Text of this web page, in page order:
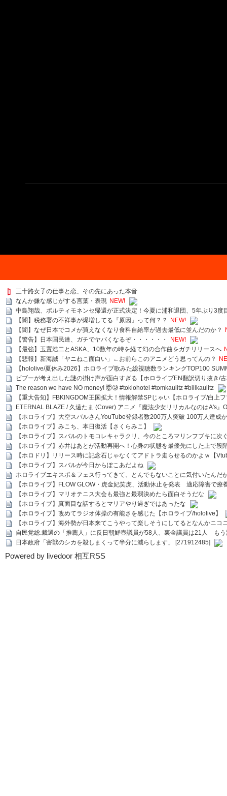
三十路女子の仕事と恋、その先にあった本音
なんか嫌な感じがする言葉・表現 NEW!
中島翔哉、ポルティモネンセ帰還が正式決定！今夏に浦和退団、5年ぶり3度
【闇】税務署の不祥事が爆増してる『原因』って何？？
NEW!
【闇】なぜ日本でコメが買えなくなり食料自給率が過去最低に並んだのか？
【警告】日本国民達、ガチでヤバくなるぞ・・・・・・
NEW!
【最強】玉置浩二とASKA、10数年の時を経て幻の合作曲をガチリリースへ
【悲報】新海誠「ヤニねこ面白い」←お前らこのアニメどう思ってんの？
【hololive/夏休み2026】ホロライブ歌みた総視聴数ランキングTOP100
ビブーが考え出した謎の掛け声が面白すぎる【ホロライブEN翻訳切り抜き/
The reason we have NO money! 🤯🥲 #tokiohotel #tomkaulitz #billkaulitz
【重大告知】FBKINGDOM王国拡大！情報解禁SPじゃい【ホロライブ/白上
ETERNAL BLAZE / 久遠たま (Cover) アニメ『魔法少女リリカルなのはA's』
【ホロライブ】大空スバルさんYouTube登録者数200万人突破 100万人達成
【ホロライブ】みこち、本日復活【さくらみこ】
【ホロライブ】スバルのトモコレキャラクリ、今のところマリンフブキに
【ホロライブ】赤井はあとが活動再開へ！心身の状態を最優先にした上で段
【ホロドリ】リリース時に記念石じゃなくてアドトラ走らせるのかよｗ【
【ホロライブ】スバルが今日からぽこあだよね
ホロライブエキスポ＆フェス行ってきて、とんでもないことに気付いたんだ
【ホロライブ】FLOW GLOW・虎金妃笑虎、活動休止を発表 適応障害で療
【ホロライブ】マリオテニス大会も最強と最弱決めたら面白そうだな
【ホロライブ】真面目な話するとマリアやり過ぎではあったな
【ホロライブ】改めてラジオ体操の有能さを感じた【ホロライブ/hololive】
【ホロライブ】海外勢が日本来てこうやって楽しそうにしてるとなんかニコ
自民党総.裁選の「推薦人」に反日朝鮮壺議員が58人、裏金議員は21人 も
日本政府「害獣のシカを殺しまくって半分に減らします」 [271912485]
Powered by livedoor 相互RSS